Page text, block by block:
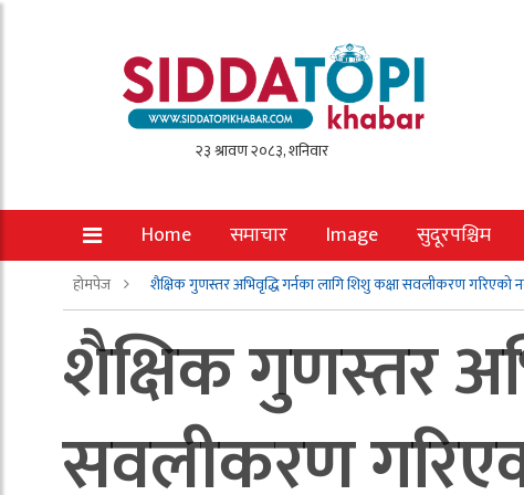
Home समाचार Image सुदूरपश्चिम
होमपेज शैक्षिक गुणस्तर अभिवृद्धि गर्नका लागि शिशु कक्षा सवलीकरण गरिएको
शैक्षिक गुणस्तर
सवलीकरण